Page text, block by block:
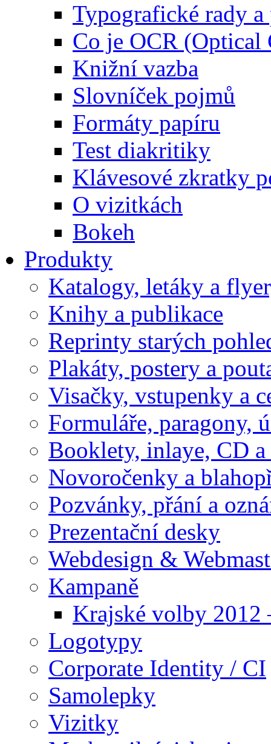
Typografické rady
Co je OCR
Knižní vazba
Slovníček pojmů
Formáty papíru
Test diakritiky
Klávesové zkratky
O vizitkách
Bokeh
Produkty
Katalogy, letáky a
Knihy a publikace
Reprinty starých
Plakáty, postery a
Visačky, vstupenky a
Formuláře, paragony,
Booklety, inlaye, CD
Novoročenky a
Pozvánky, přání a
Prezentační desky
Webdesign &
Kampaně
Krajské volby
Logotypy
Corporate Identity / CI
Samolepky
Vizitky